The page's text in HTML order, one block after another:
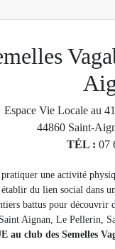
Espace Vie Locale au
44860 Saint-
TÉL : 07
une activité
du lien social dans
battus pour découvrir
Aignan, Le Pellerin,
au club des Semelles